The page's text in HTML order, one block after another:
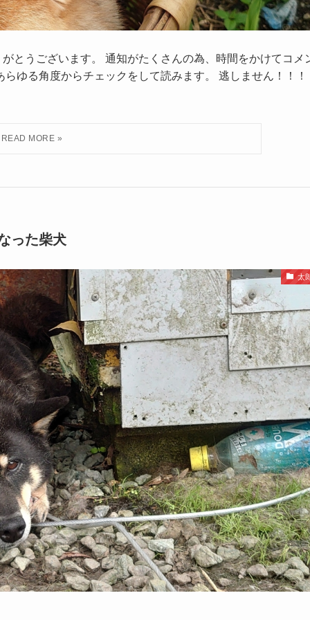
とうございます。 通知がたくさんの為、時間をかけてコメ
ゆる角度からチェックをして読みます。 逃しません！！！
った柴犬
太